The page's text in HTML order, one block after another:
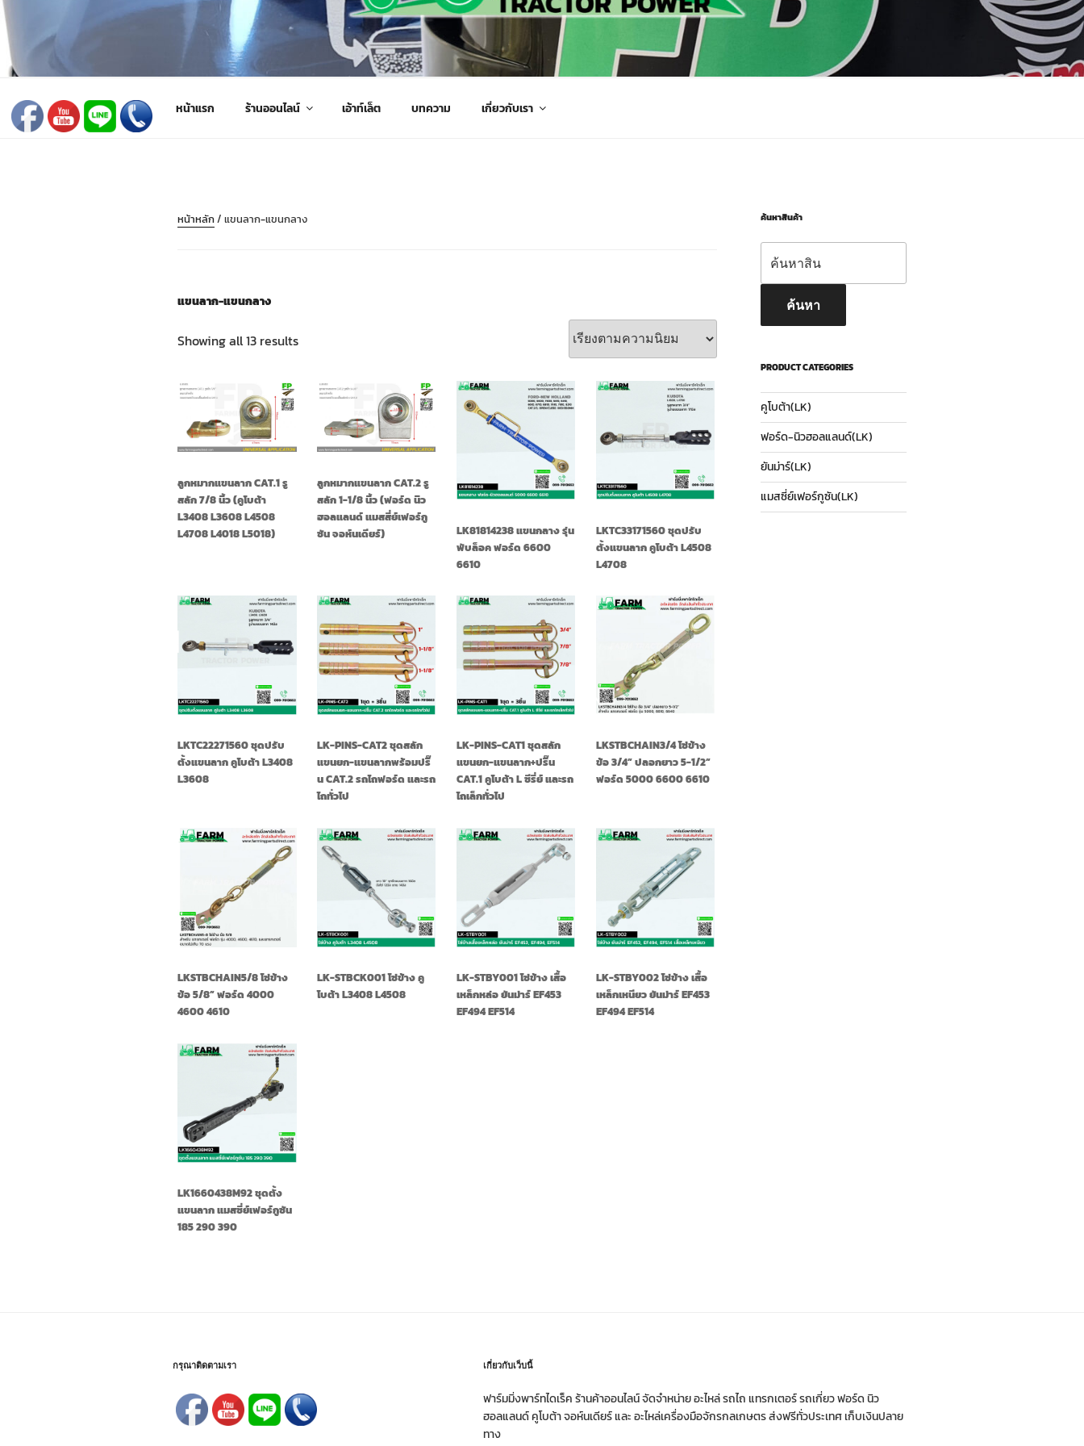
ข้าม
ไป
ยัง
บทความFARMING PARTS DIRECT
ฟาร์มมิ่งพาร์ทไดเร็ค อะไหล่ รถไถ แทรกเตอร์ เครื่องมือจักรกลเกษตร จัดส่งถึงมือลูกค้าทั่วประเทศ
หน้าแรก ร้านออนไลน์ เอ้าท์เล็ต บทความ เกี่ยวกับเรา
หน้าหลัก/ แขนลาก-แขนกลาง
แขนลาก-แขนกลาง
Showing all 13 results
ลูกหมากแขนลาก CAT.1 รู
สลัก 7/8 นิ้ว (คูโบต้า
L3408 L3608 L4508
L4708 L4018 L5018)
ลูกหมากแขนลาก CAT.2 รู
สลัก 1-1/8 นิ้ว (ฟอร์ด นิว
ฮอลแลนด์ แมสสี่ย์เฟอร์กู
ซัน จอห์นเดียร์)
LK81814238 แขนกลาง รุ่น
พับล็อค ฟอร์ด 6600
6610
LKTC33171560 ชุดปรับ
ตั้งแขนลาก คูโบต้า L4508
L4708
LKTC22271560 ชุดปรับ
ตั้งแขนลาก คูโบต้า L3408
L3608
LK-PINS-CAT2 ชุดสลัก
แขนยก-แขนลากพร้อมปริ๊
น CAT.2 รถไถฟอร์ด และรถ
ไถทั่วไป
LK-PINS-CAT1 ชุดสลัก
แขนยก-แขนลาก+ปริ๊น
CAT.1 คูโบต้า L ซีรี่ย์ และรถ
ไถเล็กทั่วไป
LKSTBCHAIN3/4 โซ่ข้าง
ข้อ 3/4” ปลอกยาว 5-1/2”
ฟอร์ด 5000 6600 6610
LKSTBCHAIN5/8 โซ่ข้าง
ข้อ 5/8” ฟอร์ด 4000
4600 4610
LK-STBCK001 โซ่ข้าง คู
โบต้า L3408 L4508
LK-STBY001 โซ่ข้าง เสื้อ
เหล็กหล่อ ยันม่าร์ EF453
EF494 EF514
LK-STBY002 โซ่ข้าง เสื้อ
เหล็กเหนียว ยันม่าร์ EF453
EF494 EF514
LK1660438M92 ชุดตั้ง
แขนลาก แมสซี่ย์เฟอร์กูซัน
185 290 390
ค้นหาสินค้า
ค้นหา
PRODUCT CATEGORIES
คูโบต้า(LK)
ฟอร์ด-นิวฮอลแลนด์(LK)
ยันม่าร์(LK)
แมสซี่ย์เฟอร์กูซัน(LK)
กรุณาติดตามเรา เกี่ยวกับเว็บนี้
ฟาร์มมิ่งพาร์ทไดเร็ค ร้านค้าออนไลน์ จัดจำหน่าย อะไหล่ รถไถ แทรกเตอร์ รถเกี่ยว ฟอร์ด นิว
ฮอลแลนด์ คูโบต้า จอห์นเดียร์ และ อะไหล่เครื่องมือจักรกลเกษตร ส่งฟรีทั่วประเทศ เก็บเงินปลาย
ทาง